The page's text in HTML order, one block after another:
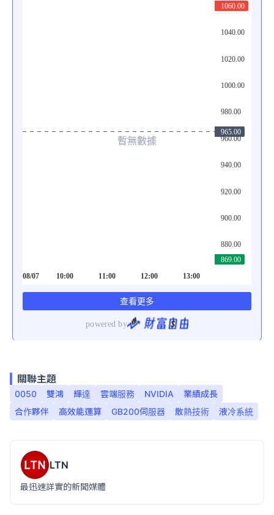
關聯主題
0050 雙鴻 輝達 雲端服務 NVIDIA
業績成長
合作夥伴
高效能運算 GB200伺服器 散熱技術 液冷系統
LTN
最迅速詳實的新聞媒體